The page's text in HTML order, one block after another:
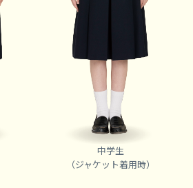
中学生
（ジャケット着用時）